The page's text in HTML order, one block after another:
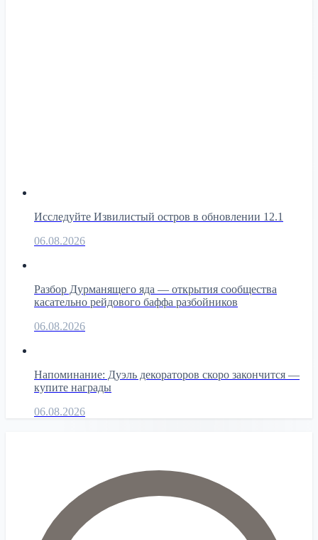
Исследуйте Извилистый остров в обновлении 12.1
06.08.2026
Разбор Дурманящего яда — открытия сообщества
касательно рейдового баффа разбойников
06.08.2026
Напоминание: Дуэль декораторов скоро закончится —
купите награды
06.08.2026